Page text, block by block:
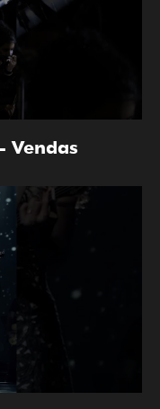
Vendas